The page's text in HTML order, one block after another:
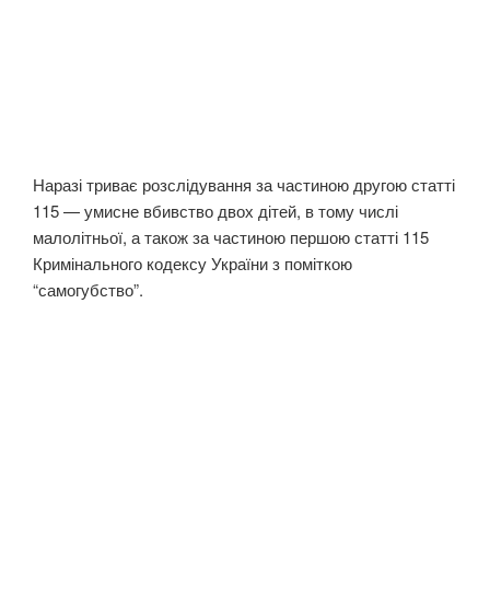
Наразі триває розслідування за частиною другою статті
115 — умисне вбивство двох дітей, в тому числі
малолітньої, а також за частиною першою статті 115
Кримінального кодексу України з поміткою
“самогубство”.